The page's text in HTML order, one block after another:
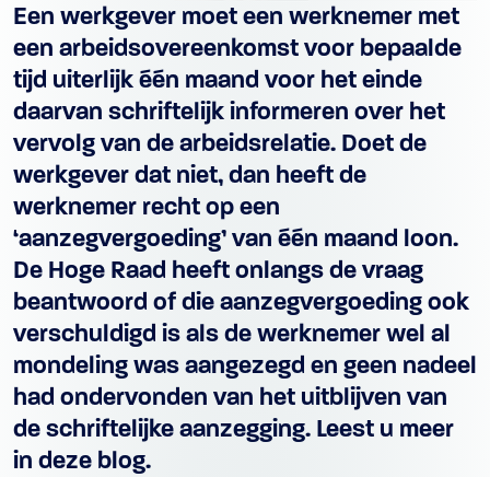
Een werkgever moet een werknemer met
een arbeidsovereenkomst voor bepaalde
tijd uiterlijk één maand voor het einde
daarvan schriftelijk informeren over het
vervolg van de arbeidsrelatie. Doet de
werkgever dat niet, dan heeft de
werknemer recht op een
‘aanzegvergoeding’ van één maand loon.
De Hoge Raad heeft onlangs de vraag
beantwoord of die aanzegvergoeding ook
verschuldigd is als de werknemer wel al
mondeling was aangezegd en geen nadeel
had ondervonden van het uitblijven van
de schriftelijke aanzegging. Leest u meer
in deze blog.